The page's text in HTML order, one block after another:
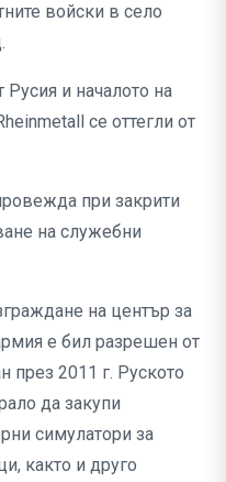
войски в село
и началото на
се оттегли от
при закрити
на служебни
на център за
е бил разрешен от
през 2011 г. Руското
да закупи
симулатори за
както и друго